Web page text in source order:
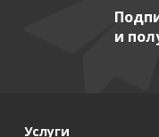
и
Услуги